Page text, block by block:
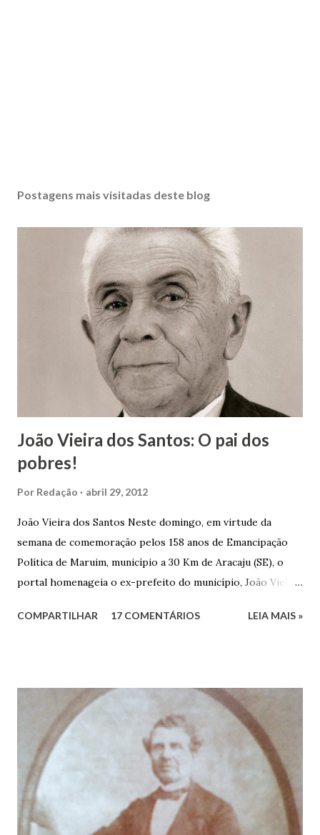
Postagens mais visitadas deste blog
João Vieira dos Santos: O pai dos
pobres!
Por Redação abril 29, 2012
João Vieira dos Santos Neste domingo, em virtude da
semana de comemoração pelos 158 anos de Emancipação
Política de Maruim, município a 30 Km de Aracaju (SE), o
portal homenageia o ex-prefeito do município, João Vieira
Vieira dos Santos e Arlinda Barroso dos Santos, nasceu em
infância pobre, João Vieira não pôde se dedicar aos
estudos, e então passou a colocar o trabalho em primeiro
plano para auxiliar na renda familiar. No comércio foi
garçon, dono de bar, de armarinho e depois de uma
panificação. “Ao contrário de muitos, que renegam suas
raízes e procuram obscurecer seu passado, orgulhava-se
em defender o pão como garçon, tendo incontáveis vezes
COMPARTILHAR 17 COMENTÁRIOS LEIA MAIS »